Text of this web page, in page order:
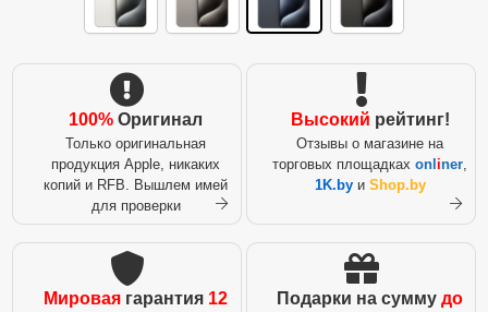
100% Оригинал
Только оригинальная
продукция Apple, никаких
копий и RFB. Вышлем имей
для проверки
Высокий рейтинг!
Отзывы о магазине на
торговых площадках onl iner,
1K.byи Shop.by
Мировая гарантия 12 Подарки на сумму до